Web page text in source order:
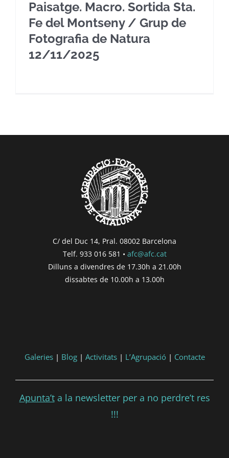
Paisatge. Macro. Sortida Sta.
Fe del Montseny / Grup de
Fotografia de Natura
12/11/2025
C/ del Duc 14, Pral. 08002 Barcelona
Telf. 933 016 581 • afc@afc.cat
Dilluns a divendres de 17.30h a 21.00h
dissabtes de 10.00h a 13.00h
Galeries| Blog| Activitats| L’Agrupació| Contacte
Apunta’ta la newsletter per a no perdre’t res
!!!